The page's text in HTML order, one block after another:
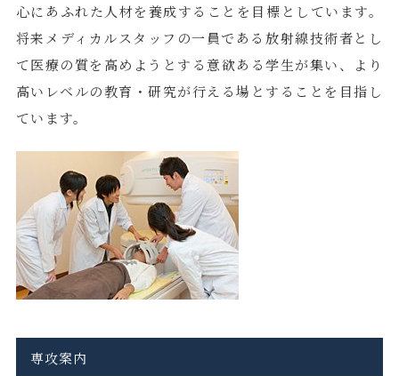
心にあふれた人材を養成することを目標としています。
将来メディカルスタッフの一員である放射線技術者とし
て医療の質を高めようとする意欲ある学生が集い、より
高いレベルの教育・研究が行える場とすることを目指し
ています。
専攻案内